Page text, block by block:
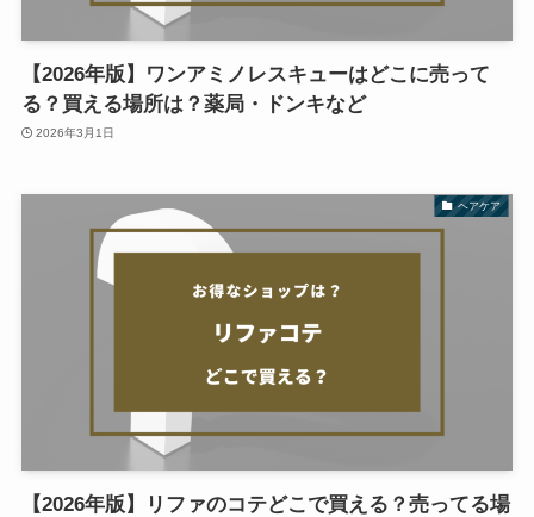
【2026年版】ワンアミノレスキューはどこに売って
る？買える場所は？薬局・ドンキなど
2026年3月1日
ヘアケア
【2026年版】リファのコテどこで買える？売ってる場